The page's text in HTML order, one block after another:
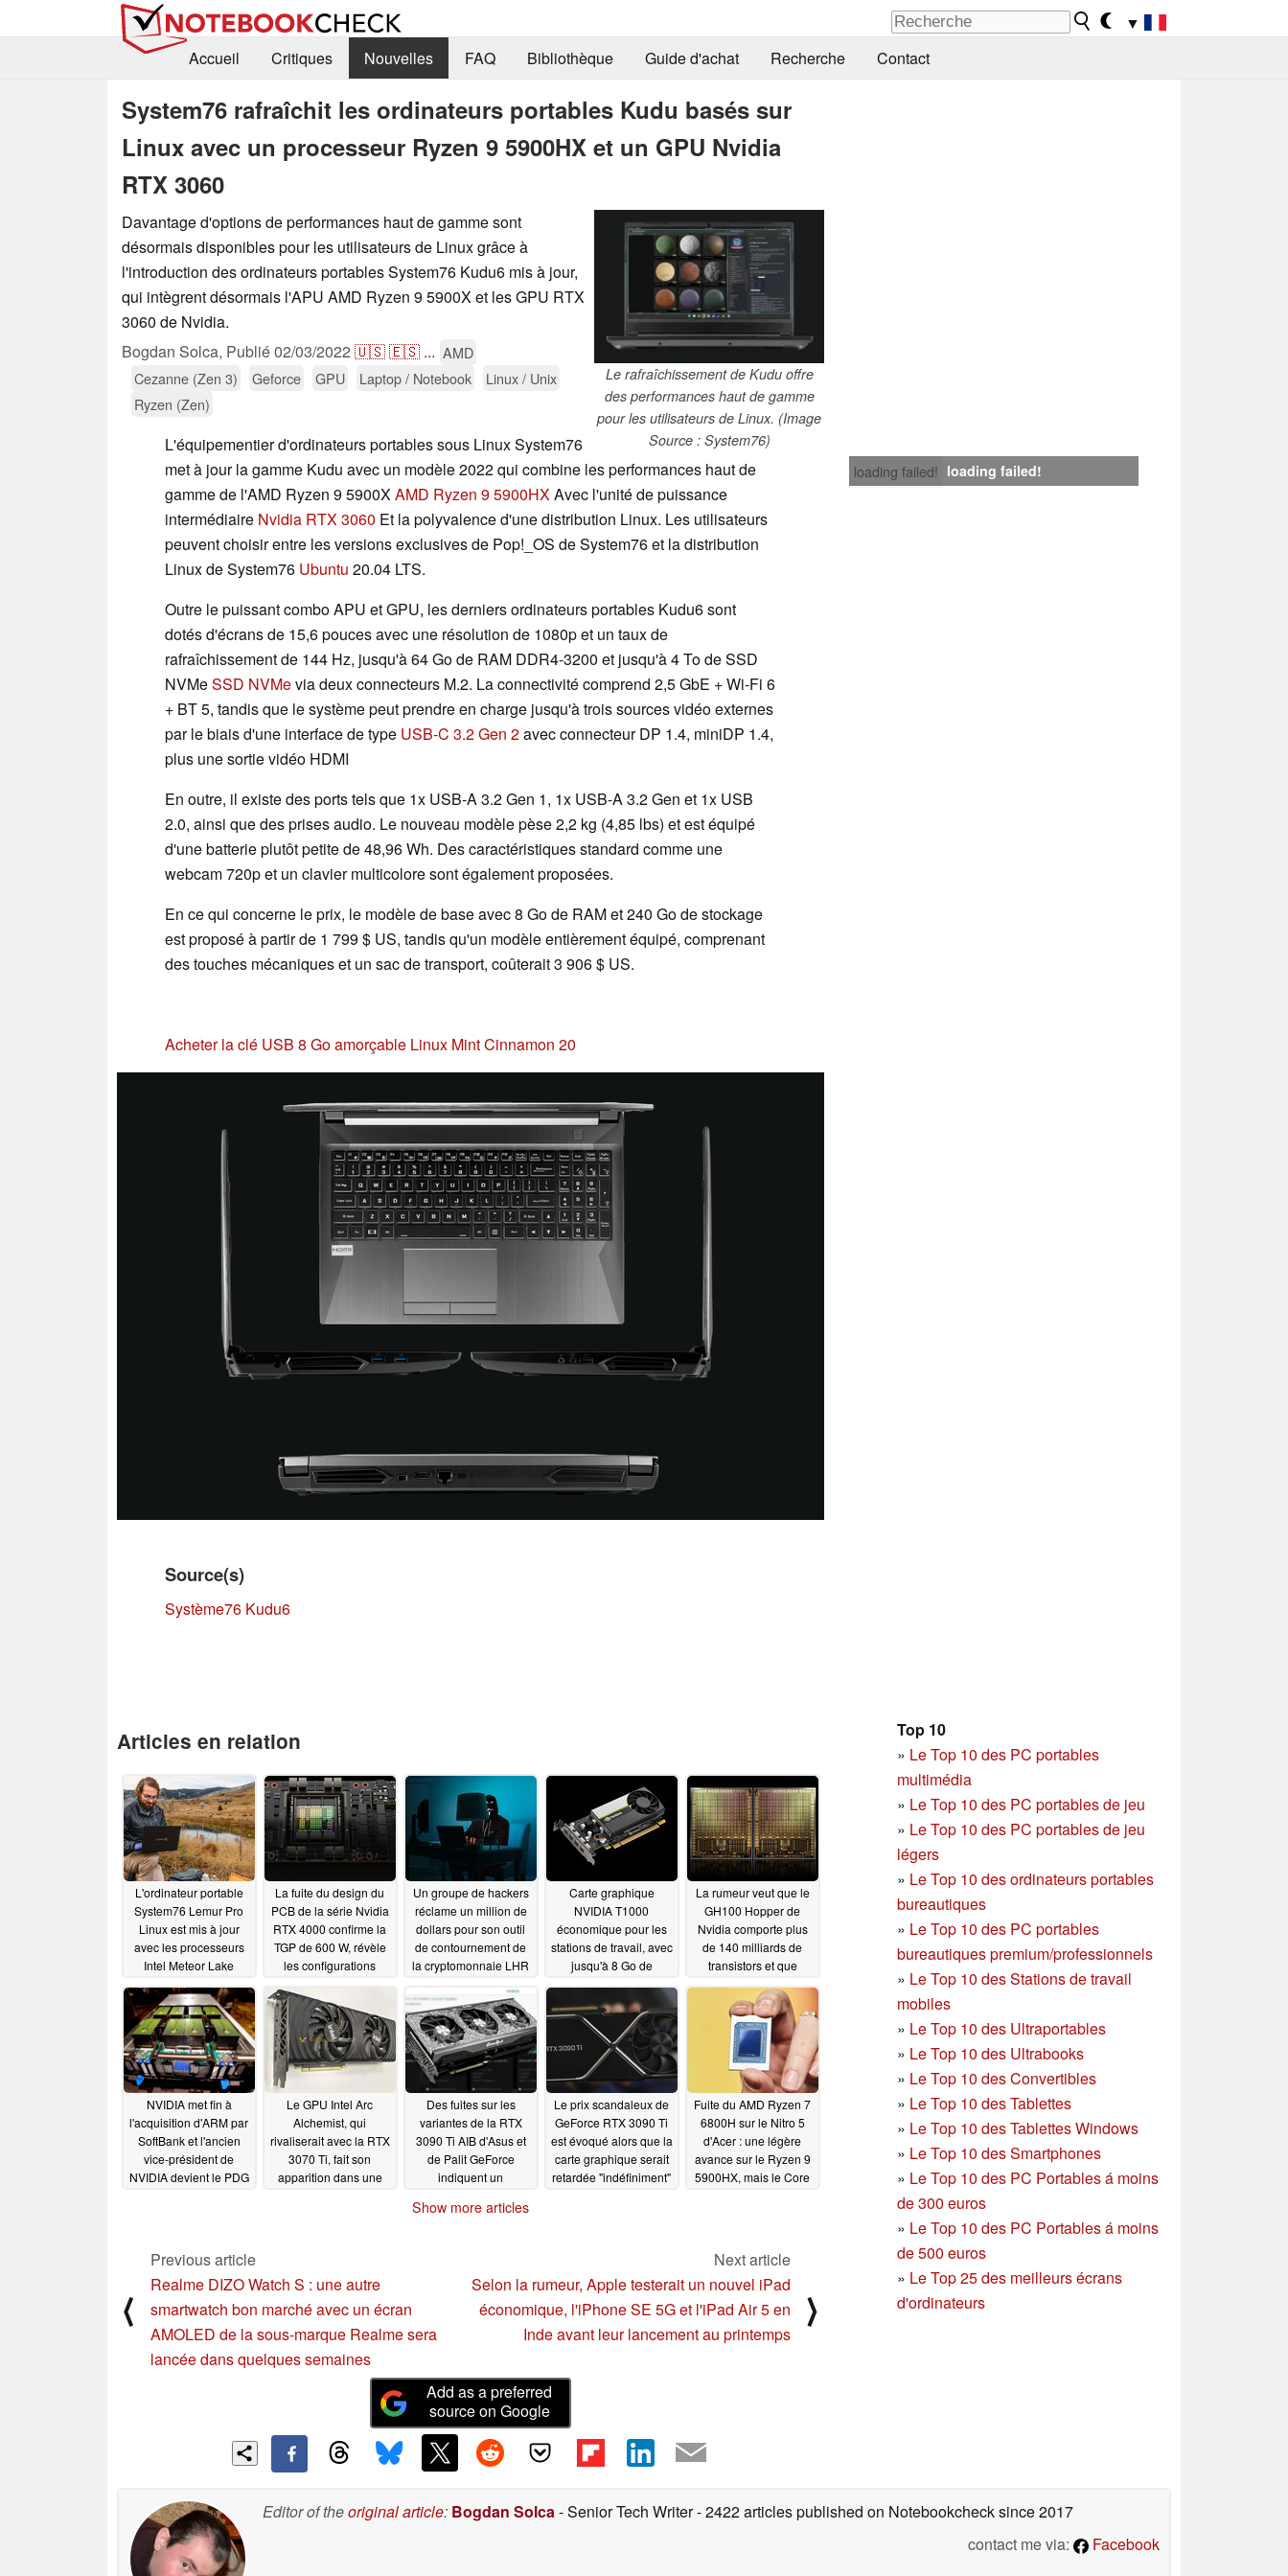
▼
Accueil
Critiques Nouvelles FAQ Bibliothèque Guide d'achat Recherche Contact
System76 rafraîchit les ordinateurs portables Kudu basés sur
Linux avec un processeur Ryzen 9 5900HX et un GPU Nvidia
RTX 3060
Le rafraîchissement de Kudu offre
des performances haut de gamme
pour les utilisateurs de Linux. (Image
Source : System76)
Davantage d'options de performances haut de gamme sont
désormais disponibles pour les utilisateurs de Linux grâce à
l'introduction des ordinateurs portables System76 Kudu6 mis à jour,
qui intègrent désormais l'APU AMD Ryzen 9 5900X et les GPU RTX
3060 de Nvidia.
Bogdan Solca, Publié02/03/2022 🇺🇸🇪🇸 ... AMD
Cezanne (Zen 3)
Geforce GPU Laptop / Notebook
Linux / Unix
Ryzen (Zen)
loading failed! loading failed!
L'équipementier d'ordinateurs portables sous Linux System76
met à jour la gamme Kudu avec un modèle 2022 qui combine les performances haut de
gamme de l'AMD Ryzen 9 5900XAMD Ryzen 9 5900HXAvec l'unité de puissance
intermédiaire Nvidia RTX 3060 Et la polyvalence d'une distribution Linux. Les utilisateurs
peuvent choisir entre les versions exclusives de Pop!_OS de System76 et la distribution
Linux de System76 Ubuntu 20.04 LTS.
Outre le puissant combo APU et GPU, les derniers ordinateurs portables Kudu6 sont
dotés d'écrans de 15,6 pouces avec une résolution de 1080p et un taux de
rafraîchissement de 144 Hz, jusqu'à 64 Go de RAM DDR4-3200 et jusqu'à 4 To de SSD
NVMeSSD NVMevia deux connecteurs M.2. La connectivité comprend 2,5 GbE + Wi-Fi 6
+ BT 5, tandis que le système peut prendre en charge jusqu'à trois sources vidéo externes
par le biais d'une interface de type USB-C 3.2 Gen 2avec connecteur DP 1.4, miniDP 1.4,
plus une sortie vidéo HDMI
En outre, il existe des ports tels que 1x USB-A 3.2 Gen 1, 1x USB-A 3.2 Gen et 1x USB
2.0, ainsi que des prises audio. Le nouveau modèle pèse 2,2 kg (4,85 lbs) et est équipé
d'une batterie plutôt petite de 48,96 Wh. Des caractéristiques standard comme une
webcam 720p et un clavier multicolore sont également proposées.
En ce qui concerne le prix, le modèle de base avec 8 Go de RAM et 240 Go de stockage
est proposé à partir de 1 799 $ US, tandis qu'un modèle entièrement équipé, comprenant
des touches mécaniques et un sac de transport, coûterait 3 906 $ US.
Acheter la clé USB 8 Go amorçable Linux Mint Cinnamon 20
Source(s)
Système76 Kudu6
Top 10
» Le Top 10 des PC portables
multimédia
» Le Top 10 des PC portables de jeu
» Le Top 10 des PC portables de jeu
légers
» Le Top 10 des ordinateurs portables
bureautiques
» Le Top 10 des PC portables
bureautiques premium/professionnels
» Le Top 10 des Stations de travail
mobiles
» Le Top 10 des Ultraportables
» Le Top 10 des Ultrabooks
» Le Top 10 des Convertibles
» Le Top 10 des Tablettes
» Le Top 10 des Tablettes Windows
» Le Top 10 des Smartphones
» Le Top 10 des PC Portables á moins
de 300 euros
» Le Top 10 des PC Portables á moins
de 500 euros
» Le Top 25 des meilleurs écrans
d'ordinateurs
Articles en relation
L'ordinateur portable
System76 Lemur Pro
Linux est mis à jour
avec les processeurs
Intel Meteor Lake
03/22/2024
La fuite du design du
PCB de la série Nvidia
RTX 4000 confirme la
TGP de 600 W, révèle
les configurations
d'alimentation et les
solutions de
refroidissement
03/26/2022
Un groupe de hackers
réclame un million de
dollars pour son outil
de contournement de
la cryptomonnaie LHR
RTX03/03/2022
Carte graphique
NVIDIA T1000
économique pour les
stations de travail, avec
jusqu'à 8 Go de
en charge de cinq
moniteurs 4K et design
compact02/12/2022
La rumeur veut que le
GH100 Hopper de
Nvidia comporte plus
de 140 milliards de
transistors et que
MCM basée sur le
COPA puisse
théoriquement offrir
jusqu'à 233 Go de
VRAM HBM202/09/2022
NVIDIA met fin à
l'acquisition d'ARM par
SoftBank et l'ancien
vice-président de
NVIDIA devient le PDG
Le GPU Intel Arc
Alchemist, qui
rivaliserait avec la RTX
3070 Ti, fait son
apparition dans une
Des fuites sur les
variantes de la RTX
3090 Ti AIB d'Asus et
de Palit GeForce
indiquent un
un prix supérieur à 5
Le prix scandaleux de
GeForce RTX 3090 Ti
est évoqué alors que la
carte graphique serait
retardée "indéfiniment"
Fuite du AMD Ryzen 7
6800H sur le Nitro 5
d'Acer : une légère
avance sur le Ryzen 9
5900HX, mais le Core
Show more articles
⟨
Previous article
Realme DIZO Watch S : une autre
smartwatch bon marché avec un écran
AMOLED de la sous-marque Realme sera
lancée dans quelques semaines
Next article
Selon la rumeur, Apple testerait un nouvel iPad
économique, l'iPhone SE 5G et l'iPad Air 5 en
Inde avant leur lancement au printemps
⟩
Add as a preferred
source on Google
Editor of theoriginal article: Bogdan Solca- Senior Tech Writer- 2422 articles published on Notebookchecksince 2017
contact me via:
Facebook